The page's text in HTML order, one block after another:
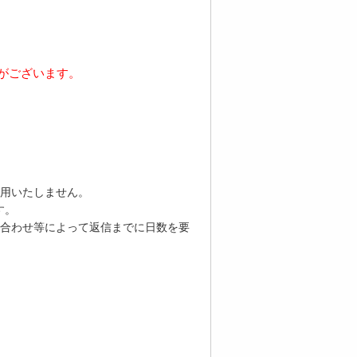
ざいます。
いたしません。
わせ等によって返信までに日数を要